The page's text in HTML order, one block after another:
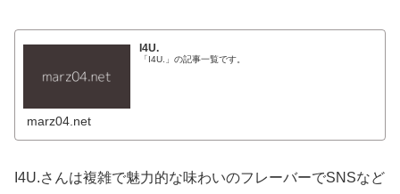
I4U.
「I4U.」の記事一覧です。
marz04.net
I4U.さんは複雑で魅力的な味わいのフレーバーでSNSなど